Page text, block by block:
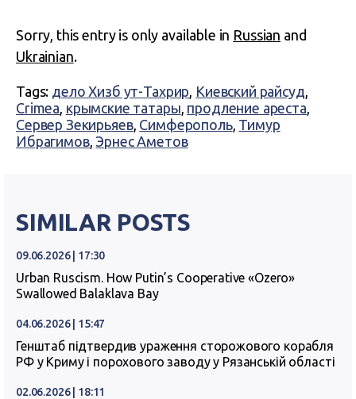
Sorry, this entry is only available in Russian and
Ukrainian.
Tags: дело Хизб ут-Тахрир, Киевский райсуд,
Crimea, крымские татары, продление ареста,
Сервер Зекирьяев, Симферополь, Тимур
Ибрагимов, Эрнес Аметов
SIMILAR POSTS
09.06.2026 | 17:30
Urban Ruscism. How Putin’s Cooperative «Ozero»
Swallowed Balaklava Bay
04.06.2026 | 15:47
Генштаб підтвердив ураження сторожового корабля
РФ у Криму і порохового заводу у Рязанській області
02.06.2026 | 18:11